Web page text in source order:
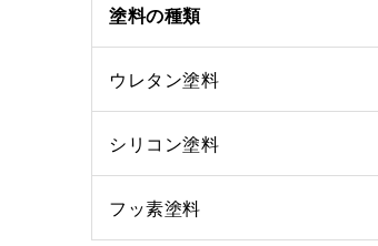
塗料の種類
ウレタン塗料
シリコン塗料
フッ素塗料